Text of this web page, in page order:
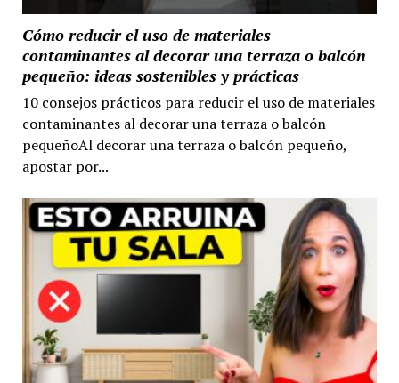
Cómo reducir el uso de materiales
contaminantes al decorar una terraza o balcón
pequeño: ideas sostenibles y prácticas
10 consejos prácticos para reducir el uso de materiales
contaminantes al decorar una terraza o balcón
pequeñoAl decorar una terraza o balcón pequeño,
apostar por...